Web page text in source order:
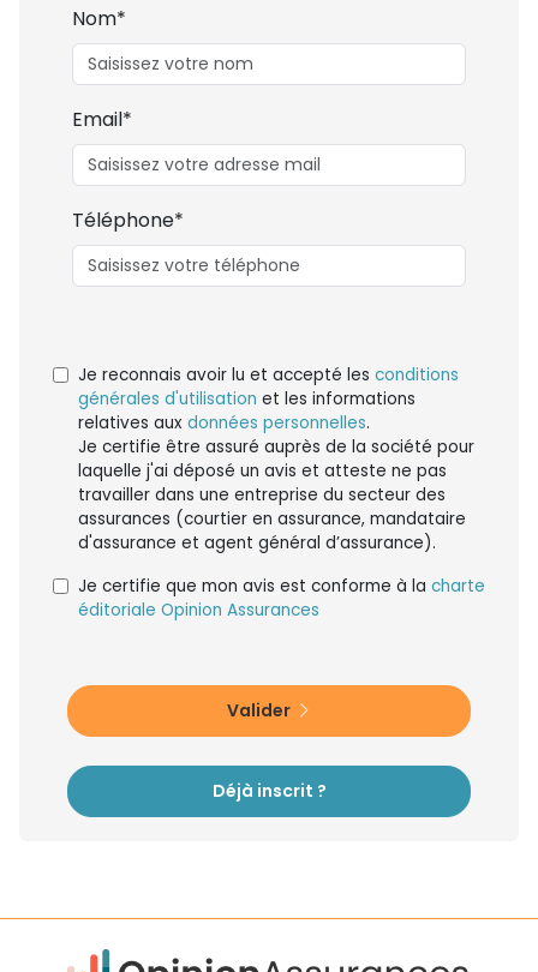
Nom*
Email*
Téléphone*
Je reconnais avoir lu et accepté les conditions
générales d'utilisation et les informations
relatives aux données personnelles.
Je certifie être assuré auprès de la société pour
laquelle j'ai déposé un avis et atteste ne pas
travailler dans une entreprise du secteur des
assurances (courtier en assurance, mandataire
d'assurance et agent général d’assurance).
Je certifie que mon avis est conforme à la charte
éditoriale Opinion Assurances
Valider
Déjà inscrit ?